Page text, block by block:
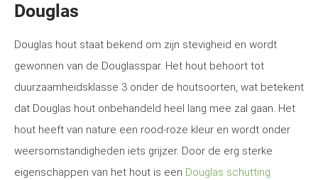
Douglas
Douglas hout staat bekend om zijn stevigheid en wordt
gewonnen van de Douglasspar. Het hout behoort tot
duurzaamheidsklasse 3 onder de houtsoorten, wat betekent
dat Douglas hout onbehandeld heel lang mee zal gaan. Het
hout heeft van nature een rood-roze kleur en wordt onder
weersomstandigheden iets grijzer. Door de erg sterke
eigenschappen van het hout is een Douglas schutting